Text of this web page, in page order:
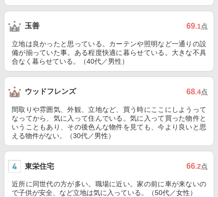
玉善 69.1点
立地は良かったと思っている。カーテンや照明など一通りの設
備が揃っていた事。ある程度快適に暮らせている。大きな不具
合なく暮らせている。（40代／男性）
ウッドフレンズ 68.4点
間取りや雰囲気、外観、立地など、買う時にここにしようって
なってから、気に入って住んでいる。気に入って買った物件と
いうこともあり、その後色んな物件を見ても、今より良いと思
える物件がない。（30代／男性）
東栄住宅 66.2点
近所に同世代の方が多い。職場に近い。家の前に車が来ないの
で子供が安全、など立地は気に入っている。（50代／女性）